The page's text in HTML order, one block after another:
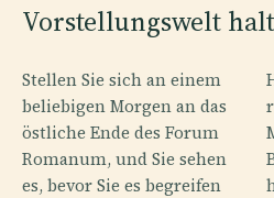
Vorstellungswelt
Stellen Sie sich an einem
beliebigen Morgen an das
östliche Ende des Forum
Romanum, und Sie sehen
es, bevor Sie es begreifen